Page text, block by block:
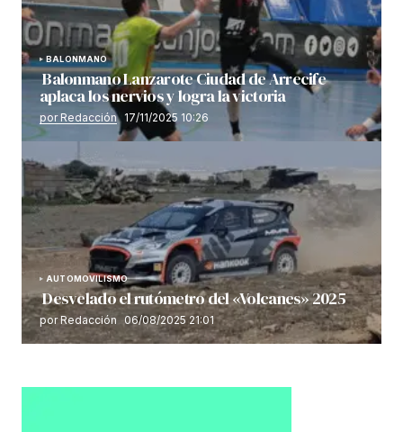
BALONMANO
Balonmano Lanzarote Ciudad de Arrecife
aplaca los nervios y logra la victoria
por Redacción 17/11/2025 10:26
AUTOMOVILISMO
Desvelado el rutómetro del «Volcanes» 2025
por Redacción 06/08/2025 21:01